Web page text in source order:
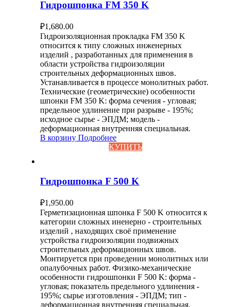
Гидрошпонка FM 350 K
₽1,680.00
Гидроизоляционная прокладка FM 350 K
относится к типу сложных инженерных
изделий , разработанных для применения в
области устройства гидроизоляции
строительных деформационных швов.
Устанавливается в процессе монолитных работ.
Технические (геометрические) особенности
шпонки FM 350 K: форма сечения - угловая;
предельное удлинение при разрыве - 195%;
исходное сырье - ЭПДМ; модель -
деформационная внутренняя специальная.
В корзину Подробнее
КУПИТЬ
Гидрошпонка F 500 K
₽1,950.00
Герметизационная шпонка F 500 K относится к
категории сложных иненерно - строительных
изделий , находящих своё применение
устройства гидроизоляции подвижных
строительных деформационных швов.
Монтируется при проведении монолитных или
опалубочных работ. Физико-механические
особенности гидрошпонки F 500 K: форма -
угловая; показатель предельного удлинения -
195%; сырье изготовления - ЭПДМ; тип -
деформационная внутренняя специальная.